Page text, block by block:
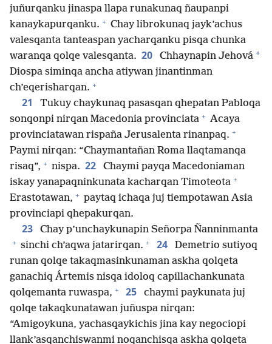
juñurqanku jinaspa llapa runakunaq ñaupanpi
kanaykapurqanku. + Chay librokunaq jayk’achus
valesqanta tanteaspan yacharqanku pisqa chunka
waranqa qolqe valesqanta. 20 Chhaynapin Jehová *
Diospa siminqa ancha atiywan jinantinman
ch’eqerisharqan. +
21
Tukuy chaykunaq pasasqan qhepatan Pabloqa
sonqonpi nirqan Macedonia provinciata + Acaya
provinciatawan rispaña Jerusalenta rinanpaq. +
Paymi nirqan: “Chaymantañan Roma llaqtamanqa
risaq”, + nispa. 22
Chaymi payqa Macedoniaman
iskay yanapaqninkunata kacharqan Timoteota +
Erastotawan, + paytaq ichaqa juj tiempotawan Asia
provinciapi qhepakurqan.
23 Chay p’unchaykunapin Señorpa Ñanninmanta
+ sinchi ch’aqwa jatarirqan. + 24
Demetrio sutiyoq
runan qolqe takaqmasinkunaman askha qolqeta
ganachiq Ártemis nisqa idoloq capillachankunata
qolqemanta ruwaspa, + 25
chaymi paykunata juj
qolqe takaqkunatawan juñuspa nirqan:
“Amigoykuna, yachasqaykichis jina kay negociopi
llank’asqanchiswanmi noqanchisqa askha qolqeta